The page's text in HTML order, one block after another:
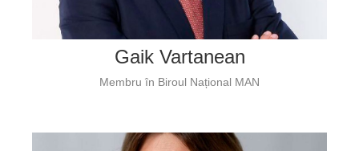
Gaik Vartanean
Membru în Biroul Național MAN